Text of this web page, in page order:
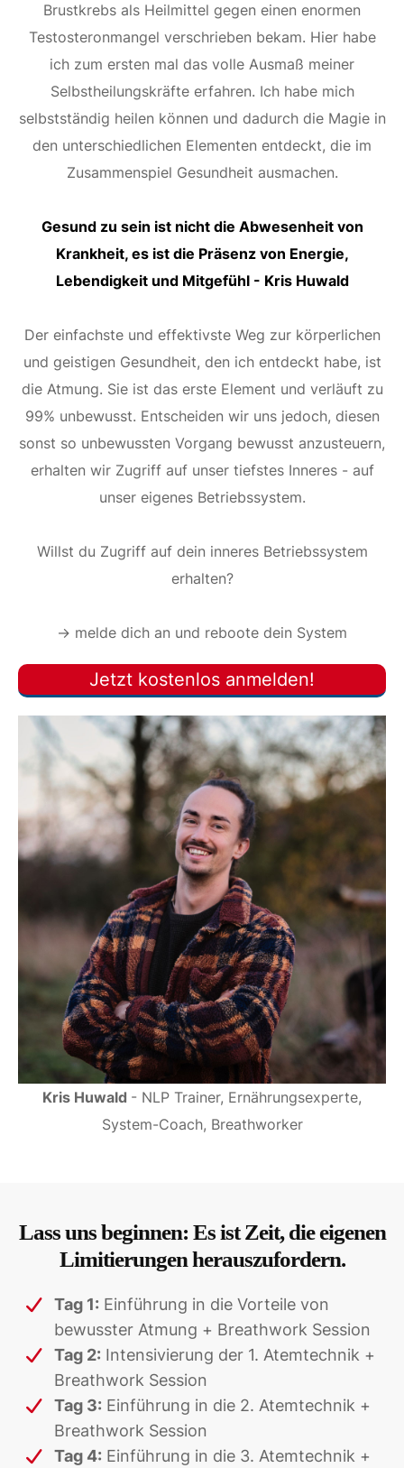
Brustkrebs als Heilmittel gegen einen enormen
Testosteronmangel verschrieben bekam. Hier habe
ich zum ersten mal das volle Ausmaß meiner
Selbstheilungskräfte erfahren. Ich habe mich
selbstständig heilen können und dadurch die Magie in
den unterschiedlichen Elementen entdeckt, die im
Zusammenspiel Gesundheit ausmachen.
Gesund zu sein ist nicht die Abwesenheit von
Krankheit, es ist die Präsenz von Energie,
Lebendigkeit und Mitgefühl - Kris Huwald
Der einfachste und effektivste Weg zur körperlichen
und geistigen Gesundheit, den ich entdeckt habe, ist
die Atmung. Sie ist das erste Element und verläuft zu
99% unbewusst. Entscheiden wir uns jedoch, diesen
sonst so unbewussten Vorgang bewusst anzusteuern,
erhalten wir Zugriff auf unser tiefstes Inneres - auf
unser eigenes Betriebssystem.
Willst du Zugriff auf dein inneres Betriebssystem
erhalten?
→ melde dich an und reboote dein System
Jetzt kostenlos anmelden!
Kris Huwald - NLP Trainer, Ernährungsexperte,
System-Coach, Breathworker​
Lass uns beginnen: Es ist Zeit, die eigenen
Limitierungen herauszufordern.
Tag 1: Einführung in die Vorteile von
bewusster Atmung + Breathwork Session​
Tag 2: Intensivierung der 1. Atemtechnik +
Breathwork Session​
Tag 3: Einführung in die 2. Atemtechnik +
Breathwork Session​
Tag 4: Einführung in die 3. Atemtechnik +